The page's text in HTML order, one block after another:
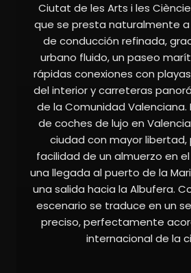
Ciutat de les Arts i les
que se presta naturalmente a
de conducción refinada,
urbano fluido, un paseo
rápidas conexiones con
del interior y carreteras
de la Comunidad Valenciana.
de coches de lujo en
ciudad con mayor libertad,
facilidad de un almuerzo en
una llegada al puerto de la
una salida hacia la Albufera.
escenario se traduce en un
preciso, perfectamente
internacional de la